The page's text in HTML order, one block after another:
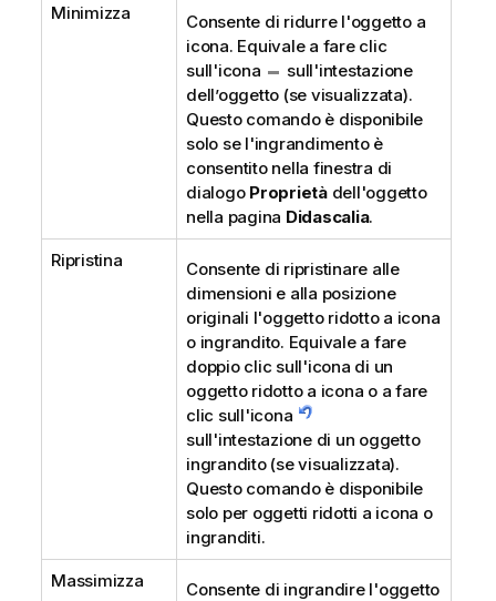
Minimizza
Consente di ridurre l'oggetto a
icona. Equivale a fare clic
sull'icona
sull'intestazione
dell’oggetto (se visualizzata).
Questo comando è disponibile
solo se l'ingrandimento è
consentito nella finestra di
dialogo Proprietàdell'oggetto
nella pagina Didascalia.
Ripristina
Consente di ripristinare alle
dimensioni e alla posizione
originali l'oggetto ridotto a icona
o ingrandito. Equivale a fare
doppio clic sull'icona di un
oggetto ridotto a icona o a fare
clic sull'icona
sull'intestazione di un oggetto
ingrandito (se visualizzata).
Questo comando è disponibile
solo per oggetti ridotti a icona o
ingranditi.
Massimizza
Consente di ingrandire l'oggetto